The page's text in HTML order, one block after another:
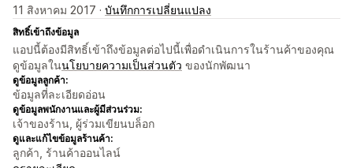
11 สิงหาคม 2017 · บันทึกการเปลี่ยนแปลง
สิทธิ์เข้าถึงข้อมูล
แอปนี้ต้องมีสิทธิ์เข้าถึงข้อมูลต่อไปนี้เพื่อดำเนินการในร้านค้าของคุณ
ดูข้อมูลในนโยบายความเป็นส่วนตัว ของนักพัฒนา
ดูข้อมูลลูกค้า:
ข้อมูลที่ละเอียดอ่อน
ดูข้อมูลพนักงานและผู้มีส่วนร่วม:
เจ้าของร้าน, ผู้ร่วมเขียนบล็อก
ดูและแก้ไขข้อมูลร้านค้า:
ลูกค้า, ร้านค้าออนไลน์